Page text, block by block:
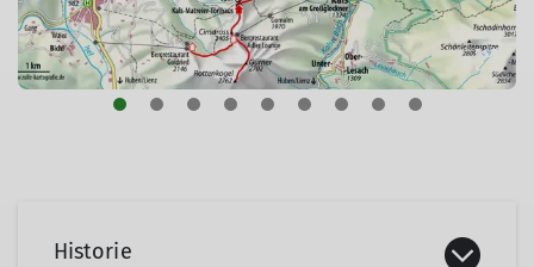
© rolle-kartographie.de
Historie